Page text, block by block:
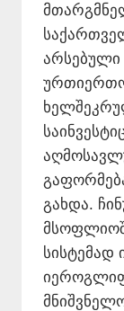
არსებული
გახდა.